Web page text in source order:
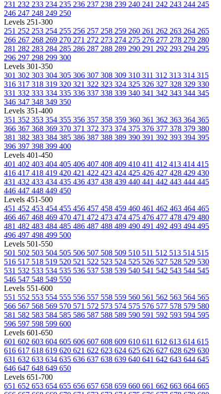
231 232 233 234 235 236 237 238 239 240 241 242 243 244 245
246 247 248 249 250
Levels 251-300
251 252 253 254 255 256 257 258 259 260 261 262 263 264 265
266 267 268 269 270 271 272 273 274 275 276 277 278 279 280
281 282 283 284 285 286 287 288 289 290 291 292 293 294 295
296 297 298 299 300
Levels 301-350
301 302 303 304 305 306 307 308 309 310 311 312 313 314 315
316 317 318 319 320 321 322 323 324 325 326 327 328 329 330
331 332 333 334 335 336 337 338 339 340 341 342 343 344 345
346 347 348 349 350
Levels 351-400
351 352 353 354 355 356 357 358 359 360 361 362 363 364 365
366 367 368 369 370 371 372 373 374 375 376 377 378 379 380
381 382 383 384 385 386 387 388 389 390 391 392 393 394 395
396 397 398 399 400
Levels 401-450
401 402 403 404 405 406 407 408 409 410 411 412 413 414 415
416 417 418 419 420 421 422 423 424 425 426 427 428 429 430
431 432 433 434 435 436 437 438 439 440 441 442 443 444 445
446 447 448 449 450
Levels 451-500
451 452 453 454 455 456 457 458 459 460 461 462 463 464 465
466 467 468 469 470 471 472 473 474 475 476 477 478 479 480
481 482 483 484 485 486 487 488 489 490 491 492 493 494 495
496 497 498 499 500
Levels 501-550
501 502 503 504 505 506 507 508 509 510 511 512 513 514 515
516 517 518 519 520 521 522 523 524 525 526 527 528 529 530
531 532 533 534 535 536 537 538 539 540 541 542 543 544 545
546 547 548 549 550
Levels 551-600
551 552 553 554 555 556 557 558 559 560 561 562 563 564 565
566 567 568 569 570 571 572 573 574 575 576 577 578 579 580
581 582 583 584 585 586 587 588 589 590 591 592 593 594 595
596 597 598 599 600
Levels 601-650
601 602 603 604 605 606 607 608 609 610 611 612 613 614 615
616 617 618 619 620 621 622 623 624 625 626 627 628 629 630
631 632 633 634 635 636 637 638 639 640 641 642 643 644 645
646 647 648 649 650
Levels 651-700
651 652 653 654 655 656 657 658 659 660 661 662 663 664 665